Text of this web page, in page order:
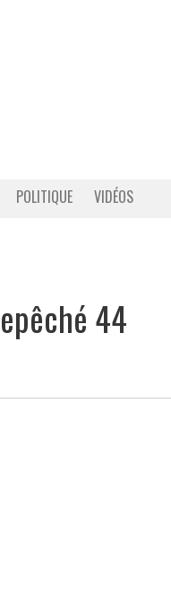
POLITIQUE VIDÉOS
44